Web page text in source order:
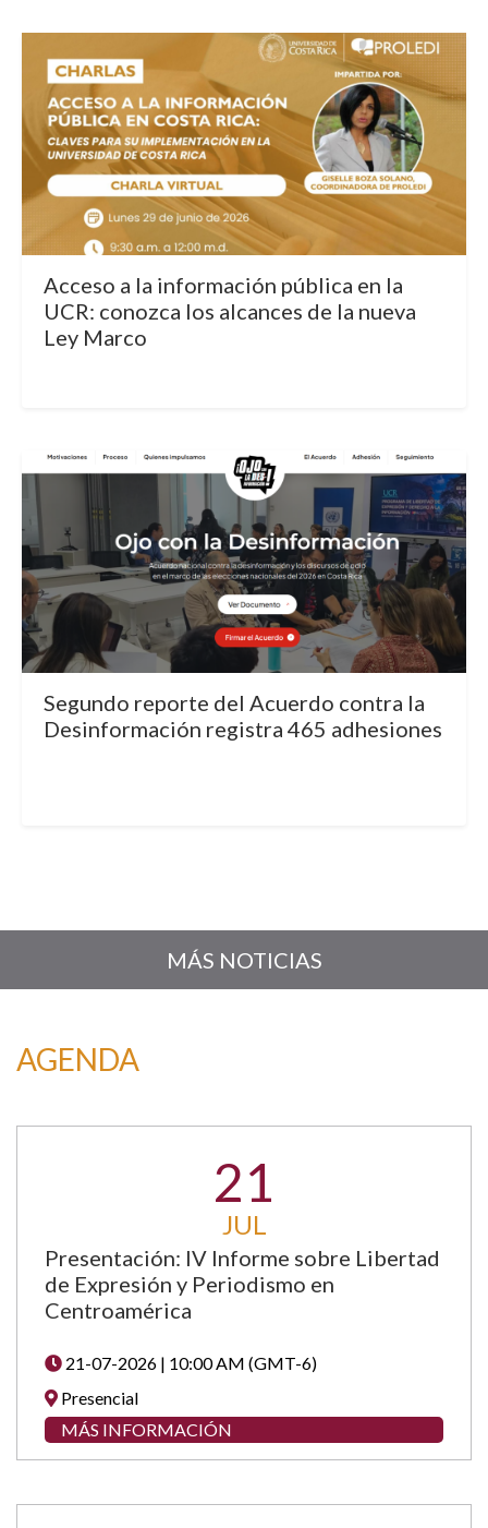
Acceso a la información pública en la
UCR: conozca los alcances de la nueva
Ley Marco
Segundo reporte del Acuerdo contra la
Desinformación registra 465 adhesiones
MÁS NOTICIAS
AGENDA
21
JUL
Presentación: IV Informe sobre Libertad
de Expresión y Periodismo en
Centroamérica
21-07-2026 | 10:00 AM (GMT-6)
Presencial
MÁS INFORMACIÓN